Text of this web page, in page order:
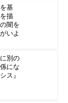
基
描
闇を
いよ
別の
にな
ス』